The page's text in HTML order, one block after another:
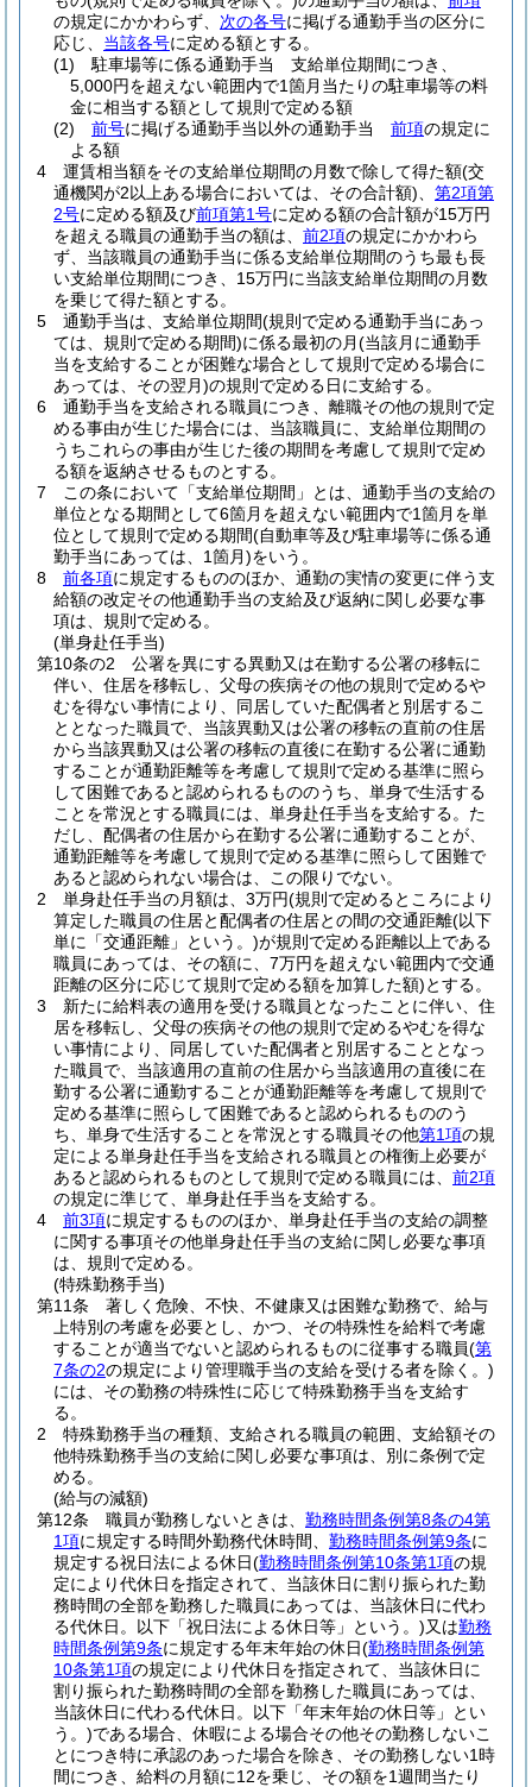
の規定にかかわらず、 次の各号に掲げる通勤手当の区分に
応じ、 当該各号に定める額とする。
(1)
駐車場等に係る通勤手当 支給単位期間につき、
5,000円を超えない範囲内で1箇月当たりの駐車場等の料
金に相当する額として規則で定める額
(2)
前号に掲げる通勤手当以外の通勤手当 前項の規定に
よる額
4
運賃相当額をその支給単位期間の月数で除して得た額(交
通機関が2以上ある場合においては、その合計額)
第2項第
2号に定める額及び前項第1号に定める額の合計額が15万円
を超える職員の通勤手当の額は、 前2項の規定にかかわら
ず、当該職員の通勤手当に係る支給単位期間のうち最も長
い支給単位期間につき、15万円に当該支給単位期間の月数
を乗じて得た額とする。
5
通勤手当は、支給単位期間(規則で定める通勤手当にあっ
ては、規則で定める期間)に係る最初の月(当該月に通勤手
当を支給することが困難な場合として規則で定める場合に
あっては、その翌月)の規則で定める日に支給する。
6
通勤手当を支給される職員につき、離職その他の規則で定
める事由が生じた場合には、当該職員に、支給単位期間の
うちこれらの事由が生じた後の期間を考慮して規則で定め
る額を返納させるものとする。
7
この条において「支給単位期間」とは、通勤手当の支給の
単位となる期間として6箇月を超えない範囲内で1箇月を単
位として規則で定める期間(自動車等及び駐車場等に係る通
勤手当にあっては、1箇月)をいう。
8
前各項に規定するもののほか、通勤の実情の変更に伴う支
給額の改定その他通勤手当の支給及び返納に関し必要な事
項は、規則で定める。
(単身赴任手当)
第10条の2
公署を異にする異動又は在勤する公署の移転に
伴い、住居を移転し、父母の疾病その他の規則で定めるや
むを得ない事情により、同居していた配偶者と別居するこ
ととなった職員で、当該異動又は公署の移転の直前の住居
から当該異動又は公署の移転の直後に在勤する公署に通勤
することが通勤距離等を考慮して規則で定める基準に照ら
して困難であると認められるもののうち、単身で生活する
ことを常況とする職員には、単身赴任手当を支給する。 た
だし、配偶者の住居から在勤する公署に通勤することが、
通勤距離等を考慮して規則で定める基準に照らして困難で
あると認められない場合は、この限りでない。
2
単身赴任手当の月額は、3万円(規則で定めるところにより
算定した職員の住居と配偶者の住居との間の交通距離(以下
単に「交通距離」という。)が規則で定める距離以上である
職員にあっては、その額に、7万円を超えない範囲内で交通
距離の区分に応じて規則で定める額を加算した額)とする。
3
新たに給料表の適用を受ける職員となったことに伴い、住
居を移転し、父母の疾病その他の規則で定めるやむを得な
い事情により、同居していた配偶者と別居することとなっ
た職員で、当該適用の直前の住居から当該適用の直後に在
勤する公署に通勤することが通勤距離等を考慮して規則で
定める基準に照らして困難であると認められるもののう
ち、単身で生活することを常況とする職員その他第1項の規
定による単身赴任手当を支給される職員との権衡上必要が
あると認められるものとして規則で定める職員には、 前2項
の規定に準じて、単身赴任手当を支給する。
4
前3項に規定するもののほか、単身赴任手当の支給の調整
に関する事項その他単身赴任手当の支給に関し必要な事項
は、規則で定める。
(特殊勤務手当)
第11条
著しく危険、不快、不健康又は困難な勤務で、給与
上特別の考慮を必要とし、かつ、その特殊性を給料で考慮
することが適当でないと認められるものに従事する職員(第
7条の2の規定により管理職手当の支給を受ける者を除く。)
には、その勤務の特殊性に応じて特殊勤務手当を支給す
る。
2
特殊勤務手当の種類、支給される職員の範囲、支給額その
他特殊勤務手当の支給に関し必要な事項は、別に条例で定
める。
(給与の減額)
第12条
職員が勤務しないときは、 勤務時間条例第8条の4第
1項に規定する時間外勤務代休時間、 勤務時間条例第9条に
規定する祝日法による休日(勤務時間条例第10条第1項の規
定により代休日を指定されて、当該休日に割り振られた勤
務時間の全部を勤務した職員にあっては、当該休日に代わ
る代休日。以下「祝日法による休日等」という。)又は勤務
時間条例第9条に規定する年末年始の休日(勤務時間条例第
10条第1項の規定により代休日を指定されて、当該休日に
割り振られた勤務時間の全部を勤務した職員にあっては、
当該休日に代わる代休日。以下「年末年始の休日等」とい
う。)である場合、休暇による場合その他その勤務しないこ
とにつき特に承認のあった場合を除き、その勤務しない1時
間につき、給料の月額に12を乗じ、その額を1週間当たり